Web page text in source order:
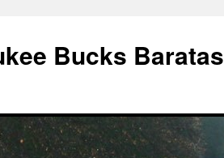
Bucks Baratas